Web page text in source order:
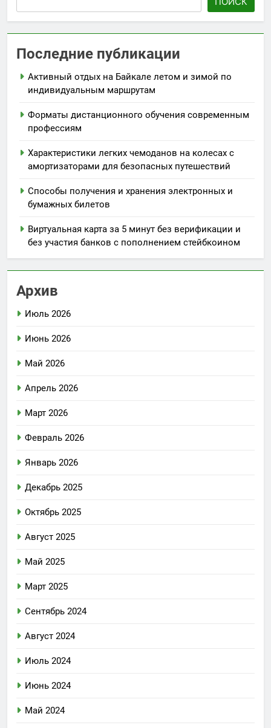
Последние публикации
Активный отдых на Байкале летом и зимой по
индивидуальным маршрутам
Форматы дистанционного обучения современным
профессиям
Характеристики легких чемоданов на колесах с
амортизаторами для безопасных путешествий
Способы получения и хранения электронных и
бумажных билетов
Виртуальная карта за 5 минут без верификации и
без участия банков с пополнением стейбкоином
Архив
Июль 2026
Июнь 2026
Май 2026
Апрель 2026
Март 2026
Февраль 2026
Январь 2026
Декабрь 2025
Октябрь 2025
Август 2025
Май 2025
Март 2025
Сентябрь 2024
Август 2024
Июль 2024
Июнь 2024
Май 2024